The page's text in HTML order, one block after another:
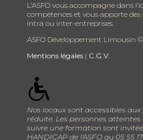
L’ASFO vous accompagne dans
compétences et vous apporte
intra ou inter-entreprises.
ASFO Développement Limousin ©
Mentions légales| C.G.V.
Nos locaux sont accessibles
réduite. Les personnes
suivre une formation sont
HANDICAP de l'ASFO au 05 55